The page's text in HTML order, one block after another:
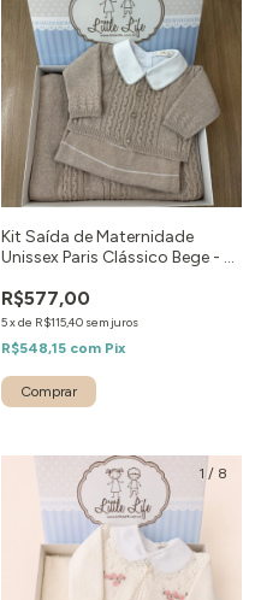
Kit Saída de Maternidade
Unissex Paris Clássico Bege - 4
R$577,00
5xde R$115,40 sem juros
R$548,15 com Pix
Comprar
1 / 8